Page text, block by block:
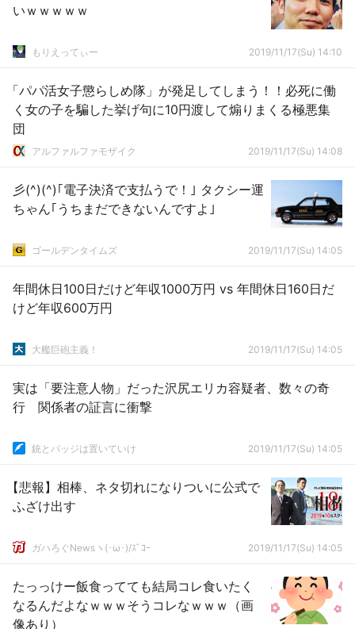
いｗｗｗｗｗ
もりえってぃー 2019/11/17(Su) 14:10
「パパ活女子懲らしめ隊」が発足してしまう！！必死に働
く女の子を騙した挙げ句に10円渡して煽りまくる極悪集
団
アルファルファモザイク 2019/11/17(Su) 14:08
彡(^)(^)｢電子決済で支払うで！｣ タクシー運
ちゃん｢うちまだできないんですよ｣
ゴールデンタイムズ 2019/11/17(Su) 14:05
年間休日100日だけど年収1000万円 vs 年間休日160日だ
けど年収600万円
大艦巨砲主義！ 2019/11/17(Su) 14:05
実は「要注意人物」だった沢尻エリカ容疑者、数々の奇
行 関係者の証言に衝撃
銃とバッジは置いていけ 2019/11/17(Su) 14:05
【悲報】相棒、ネタ切れになりついに公式で
ふざけ出す
ガハろぐNewsヽ(･ω･)/ｽﾞｺｰ 2019/11/17(Su) 14:05
たっっけー飯食ってても結局コレ食いたく
なるんだよなｗｗｗそうコレなｗｗｗ（画
像あり）